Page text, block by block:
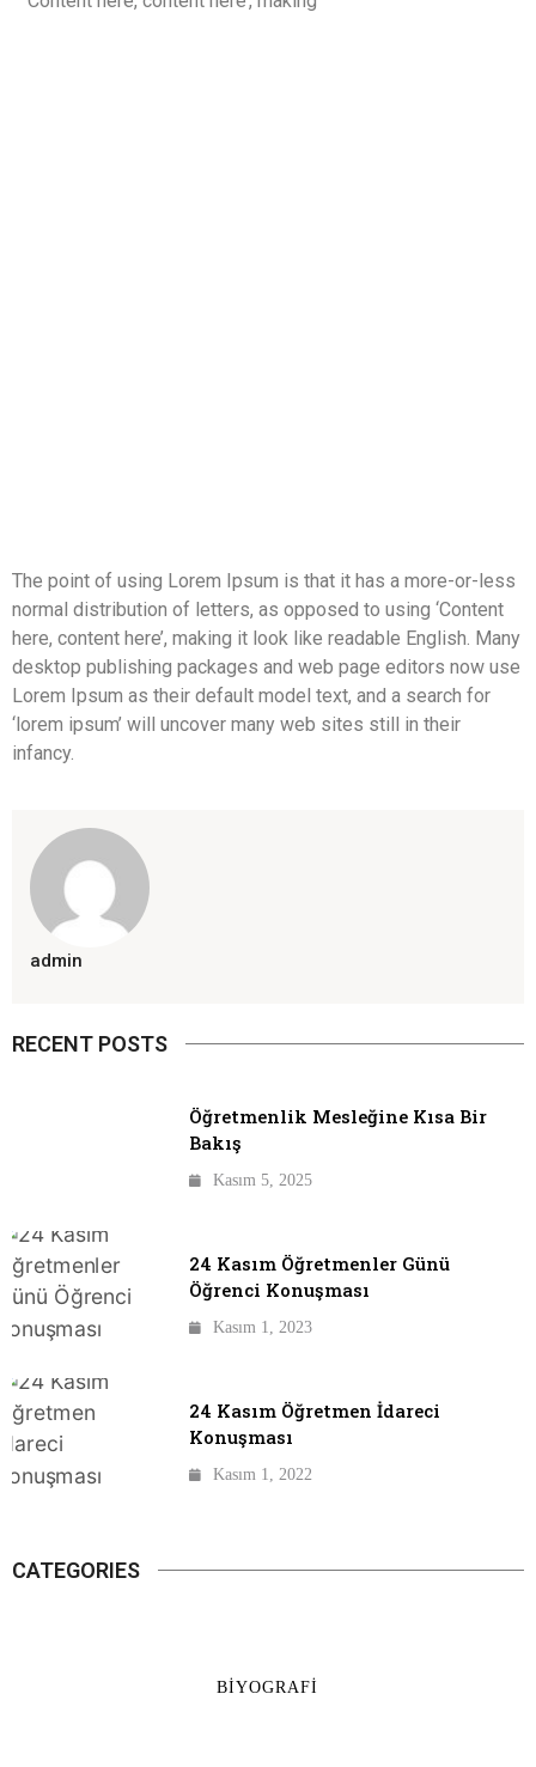
The point of using Lorem Ipsum is that it has a more-or-less
normal distribution of letters, as opposed to using ‘Content
here, content here’, making it look like readable English. Many
desktop publishing packages and web page editors now use
Lorem Ipsum as their default model text, and a search for
‘lorem ipsum’ will uncover many web sites still in their
infancy.
admin
RECENT POSTS
Öğretmenlik Mesleğine Kısa Bir
Bakış
Kasım 5, 2025
24 Kasım Öğretmenler Günü
Öğrenci Konuşması
Kasım 1, 2023
24 Kasım Öğretmen İdareci
Konuşması
Kasım 1, 2022
CATEGORIES
BIYOGRAFI